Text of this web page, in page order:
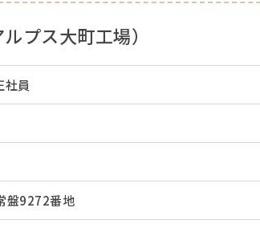
プス大町工場）
社員
盤9272番地